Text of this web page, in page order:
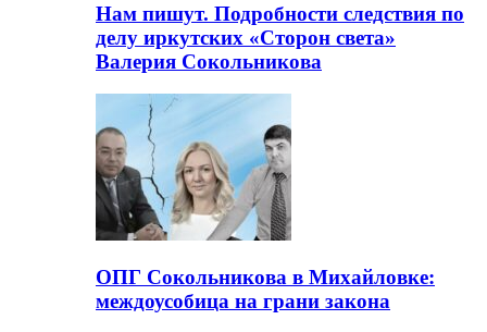
Нам пишут. Подробности следствия по
делу иркутских «Сторон света»
Валерия Сокольникова
ОПГ Сокольникова в Михайловке:
междоусобица на грани закона